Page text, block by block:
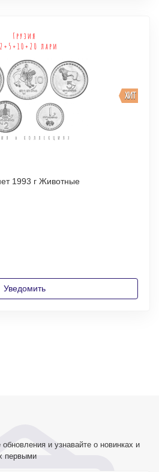
ХИТ
Грузия Набор из 5 монет 1993 г Животные
Уведомить
и узнавайте о новинках и
первыми